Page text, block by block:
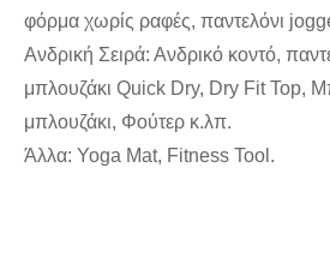
φόρμα χωρίς ραφές, παντελόνι
Ανδρική Σειρά: Ανδρικό κοντό,
μπλουζάκι Quick Dry, Dry Fit Top,
μπλουζάκι, Φούτερ κ.λπ.
Άλλα: Yoga Mat, Fitness Tool.